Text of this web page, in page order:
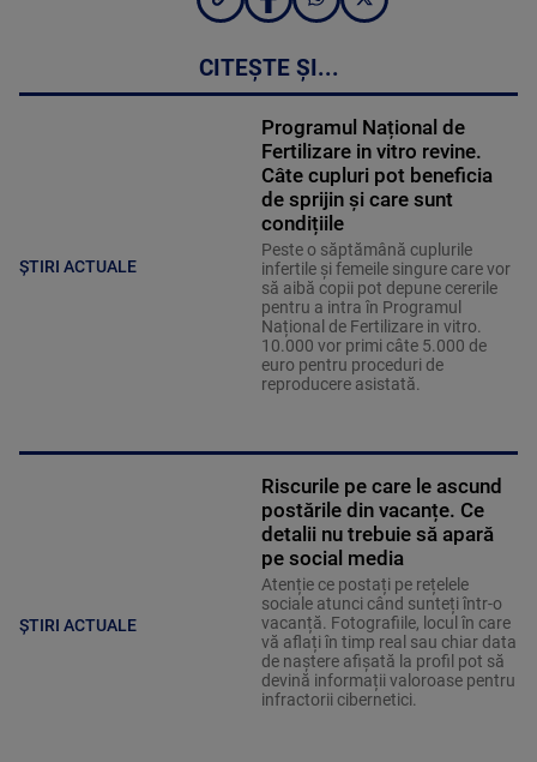
CITEȘTE ȘI...
ȘTIRI ACTUALE
Programul Național de
Fertilizare in vitro revine.
Câte cupluri pot beneficia
de sprijin și care sunt
condițiile
Peste o săptămână cuplurile
infertile și femeile singure care vor
să aibă copii pot depune cererile
pentru a intra în Programul
Național de Fertilizare in vitro.
10.000 vor primi câte 5.000 de
euro pentru proceduri de
reproducere asistată.
ȘTIRI ACTUALE
Riscurile pe care le ascund
postările din vacanțe. Ce
detalii nu trebuie să apară
pe social media
Atenție ce postați pe rețelele
sociale atunci când sunteți într-o
vacanță. Fotografiile, locul în care
vă aflați în timp real sau chiar data
de naștere afișată la profil pot să
devină informații valoroase pentru
infractorii cibernetici.